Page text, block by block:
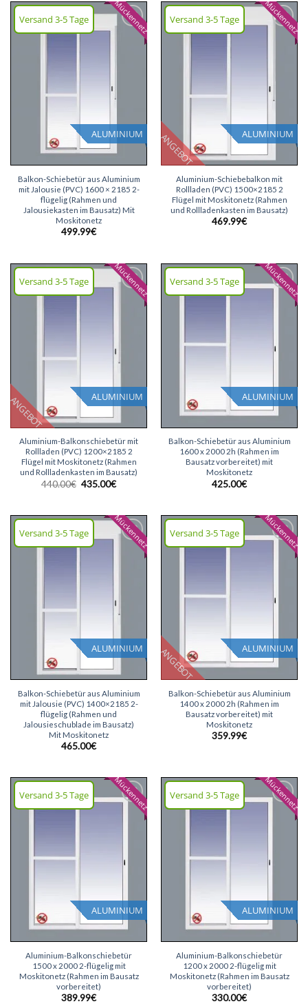
Versand 3-5 Tage
ALUMINIUM
Mückennetz
Wunschliste
Balkon-Schiebetür aus Aluminium
mit Jalousie (PVC) 1600 × 2185 2-
flügelig (Rahmen und
Jalousiekasten im Bausatz) Mit
Moskitonetz
499.99€
ANGEBOT
Versand 3-5 Tage
ALUMINIUM
Mückennetz
Wunschliste
Aluminium-Schiebebalkon mit
Rollladen (PVC) 1500×2185 2
Flügel mit Moskitonetz (Rahmen
und Rollladenkasten im Bausatz)
469.99€
ANGEBOT
Versand 3-5 Tage
ALUMINIUM
Mückennetz
Wunschliste
Aluminium-Balkonschiebetür mit
Rollladen (PVC) 1200×2185 2
Flügel mit Moskitonetz (Rahmen
und Rollladenkasten im Bausatz)
440.00€ Ursprünglicher
435.00€Aktueller
Versand 3-5 Tage
ALUMINIUM
Mückennetz
Wunschliste
Balkon-Schiebetür aus Aluminium
1600 x 2000 2h (Rahmen im
Bausatz vorbereitet) mit
Moskitonetz
425.00€
Versand 3-5 Tage
ALUMINIUM
Mückennetz
Wunschliste
Balkon-Schiebetür aus Aluminium
mit Jalousie (PVC) 1400×2185 2-
flügelig (Rahmen und
Jalousieschublade im Bausatz)
Mit Moskitonetz
465.00€
ANGEBOT
Versand 3-5 Tage
ALUMINIUM
Mückennetz
Wunschliste
Balkon-Schiebetür aus Aluminium
1400 x 2000 2h (Rahmen im
Bausatz vorbereitet) mit
Moskitonetz
359.99€
Versand 3-5 Tage
ALUMINIUM
Mückennetz
Wunschliste
Aluminium-Balkonschiebetür
1500 x 2000 2-flügelig mit
Moskitonetz (Rahmen im Bausatz
vorbereitet)
389.99€
Versand 3-5 Tage
ALUMINIUM
Mückennetz
Wunschliste
Aluminium-Balkonschiebetür
1200 x 2000 2-flügelig mit
Moskitonetz (Rahmen im Bausatz
vorbereitet)
330.00€